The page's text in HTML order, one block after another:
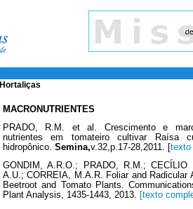
Hortaliças
MACRONUTRIENTES
PRADO, R.M. et al. Crescimento e
nutrientes em tomateiro cultivar Raísa
hidropônico. Semina,v.32,p.17-28,2011. [ texto
GONDIM, A.R.O.; PRADO, R.M.; CECÍLIO
A.U.; CORREIA, M.A.R. Foliar and Radicular
Beetroot and Tomato Plants.
Plant Analysis, 1435-1443, 2013.
[texto